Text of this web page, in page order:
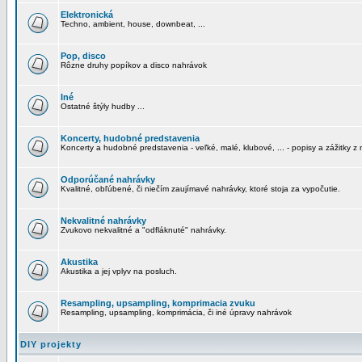
Elektronická
Techno, ambient, house, downbeat, ...
Pop, disco
Rôzne druhy popíkov a disco nahrávok
Iné
Ostatné štýly hudby ...
Koncerty, hudobné predstavenia
Koncerty a hudobné predstavenia - veľké, malé, klubové, ... - popisy a zážitky z
Odporúčané nahrávky
Kvalitné, obľúbené, či niečím zaujímavé nahrávky, ktoré stoja za vypočutie.
Nekvalitné nahrávky
Zvukovo nekvalitné a "odfláknuté" nahrávky.
Akustika
Akustika a jej vplyv na posluch.
Resampling, upsampling, komprimacia zvuku
Resampling, upsampling, komprimácia, či iné úpravy nahrávok
DIY projekty